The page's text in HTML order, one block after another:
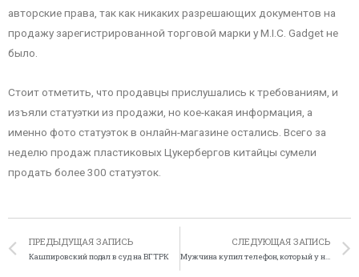
авторские права, так как никаких разрешающих документов на
продажу зарегистрированной торговой марки у M.I.C. Gadget не
было.
Стоит отметить, что продавцы прислушались к требованиям, и
изъяли статуэтки из продажи, но кое-какая информация, а
именно фото статуэток в онлайн-магазине остались. Всего за
неделю продаж пластиковых Цукербергов китайцы сумели
продать более 300 статуэток.
ПРЕДЫДУЩАЯ ЗАПИСЬ
Кашпировский подал в суд на ВГТРК
СЛЕДУЮЩАЯ ЗАПИСЬ
Мужчина купил телефон, который у него украли